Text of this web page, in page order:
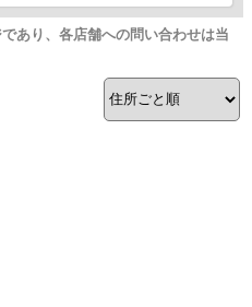
あり、各店舗への問い合わせは当